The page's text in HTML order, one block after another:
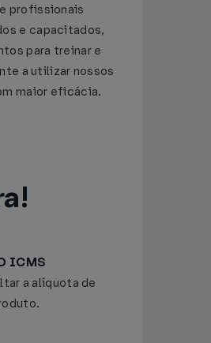
profissionais
e capacitados,
para treinar e
a utilizar nossos
maior eficácia.
ICMS
a alíquota de